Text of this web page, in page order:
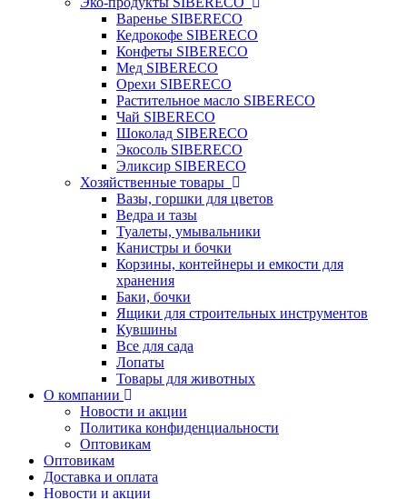
Варенье SIBERECO
Кедрокофе SIBERECO
Конфеты SIBERECO
Мед SIBERECO
Орехи SIBERECO
Растительное масло SIBERECO
Чай SIBERECO
Шоколад SIBERECO
Экосоль SIBERECO
Эликсир SIBERECO
Хозяйственные товары
Вазы, горшки для цветов
Ведра и тазы
Туалеты, умывальники
Канистры и бочки
Корзины, контейнеры и емкости для
хранения
Баки, бочки
Ящики для строительных инструментов
Кувшины
Все для сада
Лопаты
Товары для животных
О компании
Новости и акции
Политика конфиденциальности
Оптовикам
Оптовикам
Доставка и оплата
Новости и акции